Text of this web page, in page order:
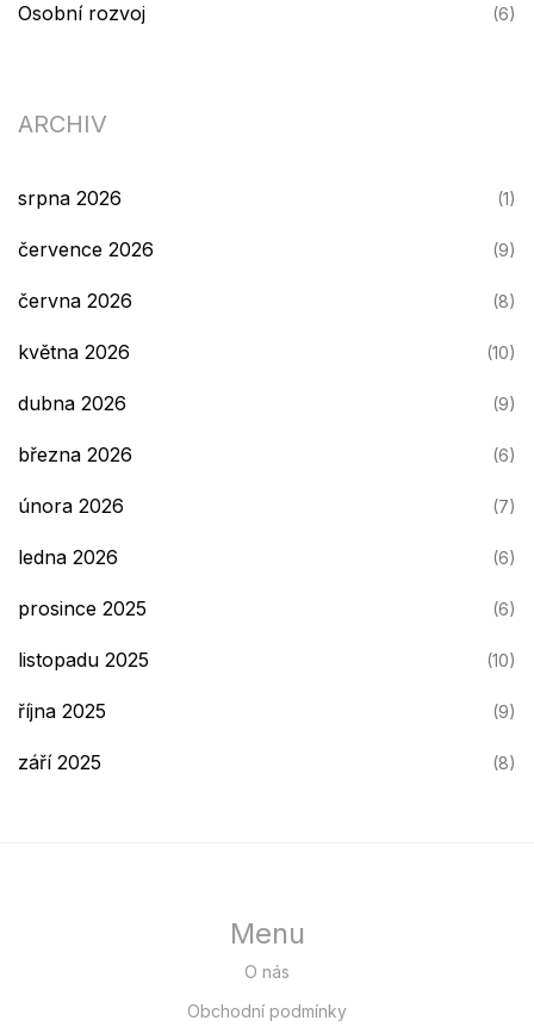
Osobní rozvoj (6)
ARCHIV
srpna 2026 (1)
července 2026 (9)
června 2026 (8)
května 2026 (10)
dubna 2026 (9)
března 2026 (6)
února 2026 (7)
ledna 2026 (6)
prosince 2025 (6)
listopadu 2025 (10)
října 2025 (9)
září 2025 (8)
Menu
O nás
Obchodní podmínky